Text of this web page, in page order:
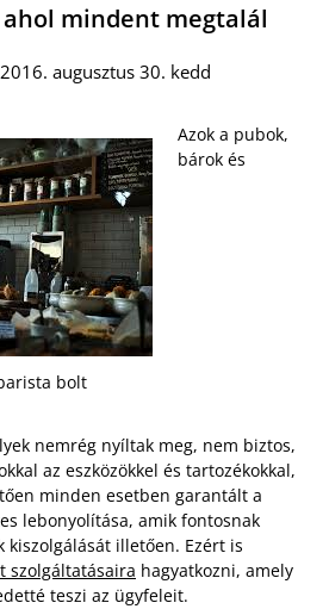
mindent megtalál
augusztus 30. kedd
bolt
Azok a pubok,
bárok és
nemrég nyíltak meg, nem biztos,
az eszközökkel és tartozékokkal,
minden esetben garantált a
lebonyolítása, amik fontosnak
kiszolgálását illetően. Ezért is
szolgáltatásaira hagyatkozni, amely
teszi az ügyfeleit.